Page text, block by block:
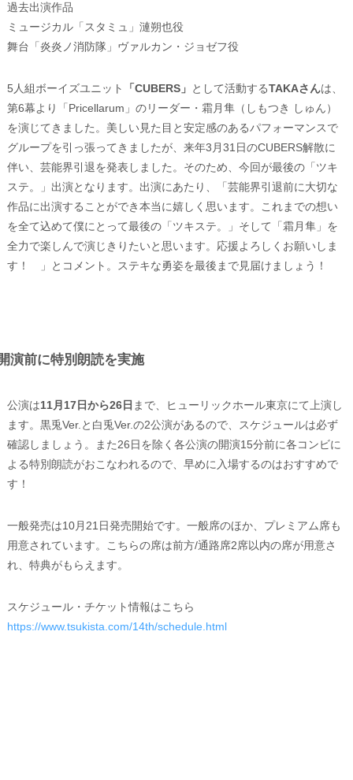
過去出演作品
ミュージカル「スタミュ」漣朔也役
舞台「炎炎ノ消防隊」ヴァルカン・ジョゼフ役
5人組ボーイズユニット 「CUBERS」 として活動するTAKAさんは、
第6幕より「Pricellarum」のリーダー・霜月隼（しもつき しゅん）
を演じてきました。美しい見た目と安定感のあるパフォーマンスで
グループを引っ張ってきましたが、来年3月31日のCUBERS解散に
伴い、芸能界引退を発表しました。そのため、今回が最後の「ツキ
ステ。」出演となります。出演にあたり、「芸能界引退前に大切な
作品に出演することができ本当に嬉しく思います。これまでの想い
を全て込めて僕にとって最後の「ツキステ。」そして「霜月隼」を
全力で楽しんで演じきりたいと思います。応援よろしくお願いしま
す！ 」とコメント。ステキな勇姿を最後まで見届けましょう！
演前に特別朗読を実施
公演は11月17日から26日 まで、ヒューリックホール東京にて上演し
ます。黒兎Ver.と白兎Ver.の2公演があるので、スケジュールは必ず
確認しましょう。また26日を除く各公演の開演15分前に各コンビに
よる特別朗読がおこなわれるので、早めに入場するのはおすすめで
す！
一般発売は10月21日発売開始です。一般席のほか、プレミアム席も
用意されています。こちらの席は前方/通路席2席以内の席が用意さ
れ、特典がもらえます。
スケジュール・チケット情報はこちら
https://www.tsukista.com/14th/schedule.html